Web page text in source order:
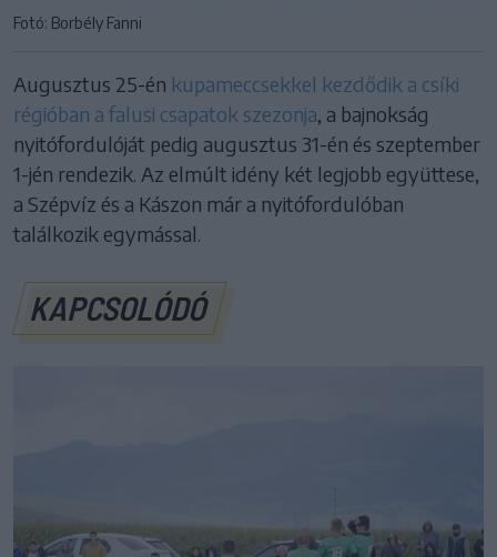
Fotó: Borbély Fanni
Augusztus 25-én kupameccsekkel kezdődik a csíki
régióban a falusi csapatok szezonja, a bajnokság
nyitófordulóját pedig augusztus 31-én és szeptember
1-jén rendezik. Az elmúlt idény két legjobb együttese,
a Szépvíz és a Kászon már a nyitófordulóban
találkozik egymással.
KAPCSOLÓDÓ